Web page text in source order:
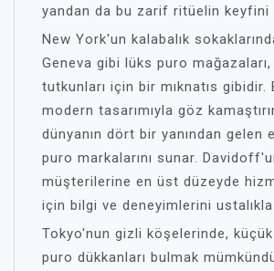
yandan da bu zarif ritüelin keyfini
New York'un kalabalık
Geneva gibi lüks puro
tutkunları için bir mıknatıs gibidir.
modern tasarımıyla göz
dünyanın dört bir yanından gelen
puro markalarını sunar.
müşterilerine en üst düzeyde
için bilgi ve deneyimlerini
Tokyo'nun gizli köşelerinde,
puro dükkanları bulmak